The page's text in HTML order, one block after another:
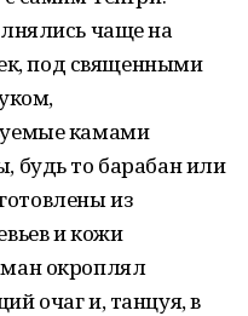
чаще на
под священными
камами
будь то барабан или
из
и кожи
окроплял
очаг и, танцуя, в